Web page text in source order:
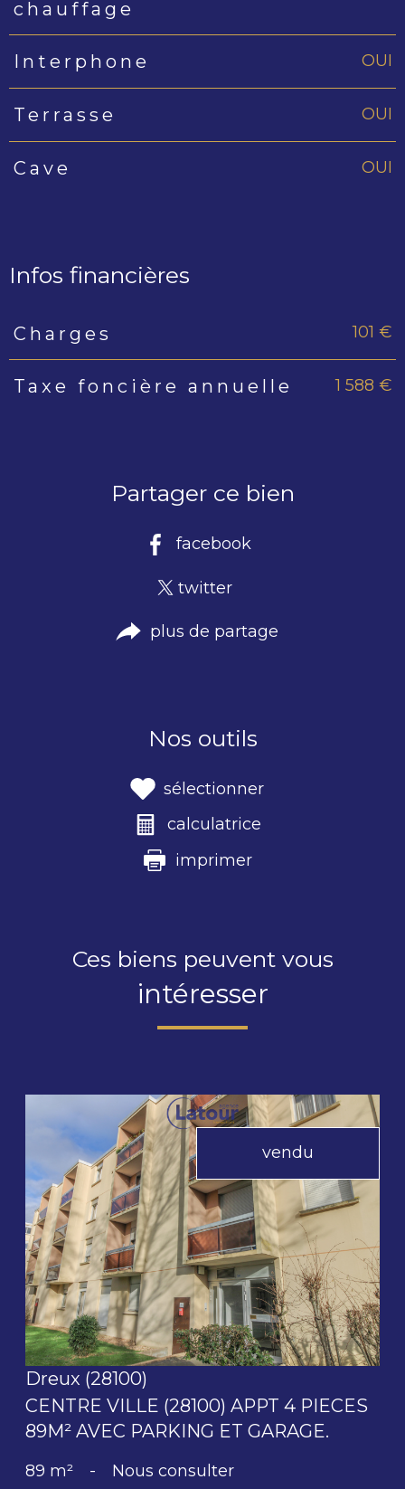
chauffage
Interphone OUI
Terrasse OUI
Cave OUI
Infos financières
Caractéristiques
Charges 101 €
Taxe foncière annuelle 1 588 €
Partager ce bien
facebook
twitter
plus de partage
Nos outils
sélectionner
calculatrice
imprimer
Ces biens peuvent vous
intéresser
vendu
voir le bien
Dreux (28100)
CENTRE VILLE (28100) APPT 4 PIECES
89M² AVEC PARKING ET GARAGE.
89 m² - Nous consulter